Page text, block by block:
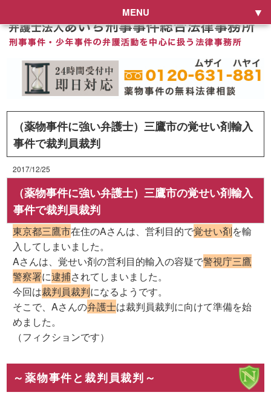
MENU
（薬物事件に強い弁護士）三鷹市の覚せい剤輸入
事件で裁判員裁判
2017/12/25
（薬物事件に強い弁護士）三鷹市の覚せい剤輸入
事件で裁判員裁判
東京都三鷹市在住のAさんは、営利目的で覚せい剤を輸
入してしまいました。
Aさんは、覚せい剤の営利目的輸入の容疑で警視庁三鷹
警察署に逮捕されてしまいました。
今回は裁判員裁判になるようです。
そこで、Aさんの弁護士は裁判員裁判に向けて準備を始
めました。
（フィクションです）
～薬物事件と裁判員裁判～